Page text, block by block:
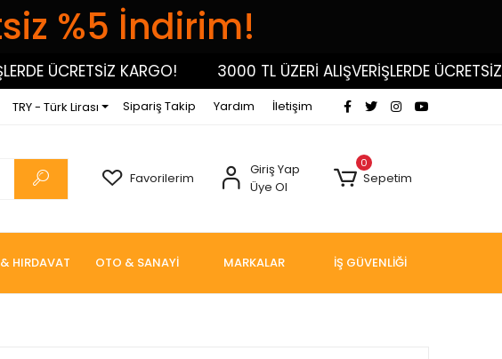
%5 İndirim!
ÜCRETSİZ KARGO! 3000 TL ÜZERİ ALIŞVERİŞLERDE ÜCRETSİZ
TRY - Türk Lirası Sipariş Takip Yardım İletişim
Favorilerim
Giriş Yap
Üye Ol
0
Sepetim
HIRDAVAT OTO & SANAYİ MARKALAR İŞ GÜVENLİĞİ